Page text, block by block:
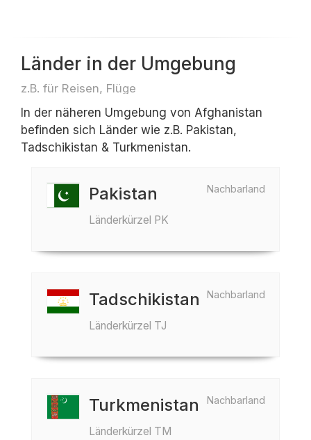
Länder in der Umgebung
z.B. für Reisen, Flüge
In der näheren Umgebung von Afghanistan
befinden sich Länder wie z.B. Pakistan,
Tadschikistan & Turkmenistan.
Nachbarland
Pakistan
Länderkürzel PK
Nachbarland
Tadschikistan
Länderkürzel TJ
Nachbarland
Turkmenistan
Länderkürzel TM